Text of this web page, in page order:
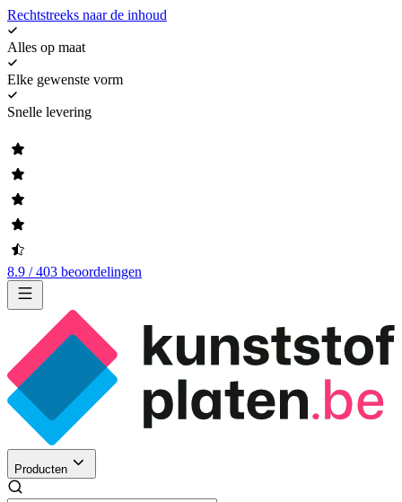
Rechtstreeks naar de inhoud
Alles op maat
Elke gewenste vorm
Snelle levering
8.9 / 403 beoordelingen
Producten